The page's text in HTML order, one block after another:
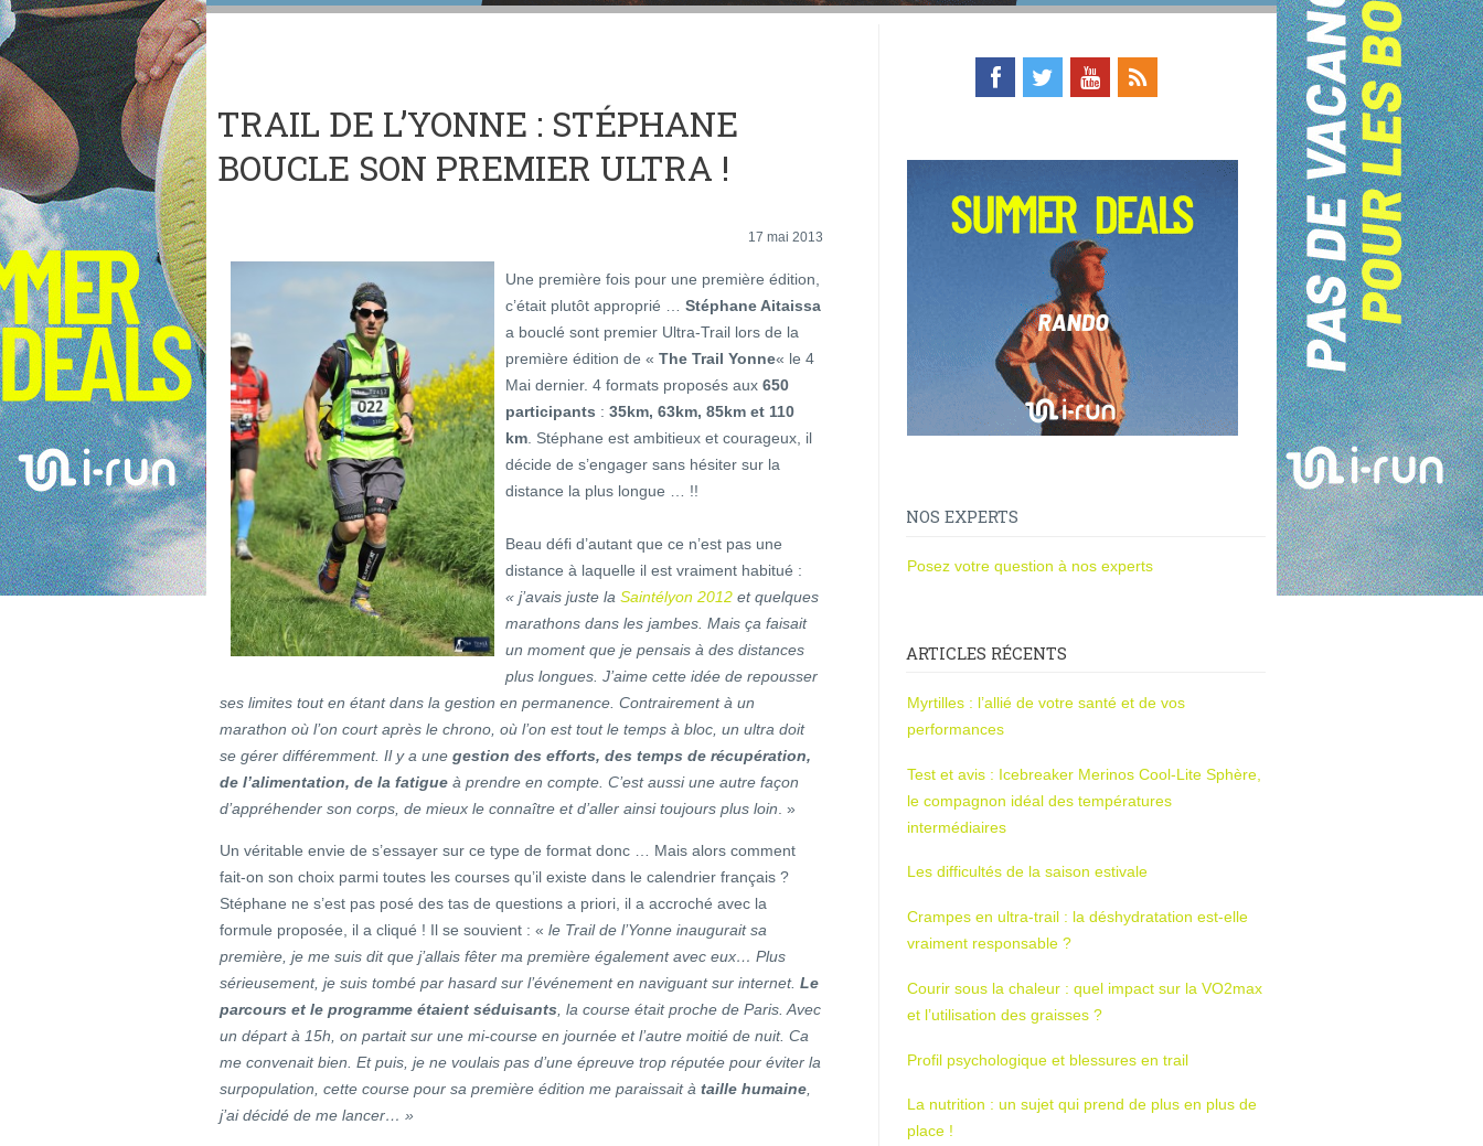
TRAIL DE L’YONNE : STÉPHANE
BOUCLE SON PREMIER ULTRA !
17 mai 2013
Une première fois pour une première édition,
c’était plutôt approprié … Stéphane Aitaissa
a bouclé sont premier Ultra-Trail lors de la
première édition de « The Trail Yonne« le 4
Mai dernier. 4 formats proposés aux 650
participants : 35km, 63km, 85km et 110
km . Stéphane est ambitieux et courageux, il
décide de s’engager sans hésiter sur la
distance la plus longue … !!
Beau défi d’autant que ce n’est pas une
distance à laquelle il est vraiment habitué :
« j’avais juste la Saintélyon 2012 et quelques
marathons dans les jambes. Mais ça faisait
un moment que je pensais à des distances
plus longues. J’aime cette idée de repousser
ses limites tout en étant dans la gestion en permanence. Contrairement à un
marathon où l’on court après le chrono, où l’on est tout le temps à bloc, un ultra doit
se gérer différemment. Il y a une gestion des efforts, des temps de récupération,
de l’alimentation, de la fatigue à prendre en compte. C’est aussi une autre façon
d’appréhender son corps, de mieux le connaître et d’aller ainsi toujours plus loin . »
Un véritable envie de s’essayer sur ce type de format donc … Mais alors comment
fait-on son choix parmi toutes les courses qu’il existe dans le calendrier français ?
Stéphane ne s’est pas posé des tas de questions a priori, il a accroché avec la
formule proposée, il a cliqué ! Il se souvient : « le Trail de l’Yonne inaugurait sa
première, je me suis dit que j’allais fêter ma première également avec eux… Plus
sérieusement, je suis tombé par hasard sur l’événement en naviguant sur internet. Le
parcours et le programme étaient séduisants , la course était proche de Paris. Avec
un départ à 15h, on partait sur une mi-course en journée et l’autre moitié de nuit. Ca
me convenait bien. Et puis, je ne voulais pas d’une épreuve trop réputée pour éviter la
surpopulation, cette course pour sa première édition me paraissait à taille humaine
j’ai décidé de me lancer… »
NOS EXPERTS
Posez votre question à nos experts
ARTICLES RÉCENTS
Myrtilles : l’allié de votre santé et de vos
performances
Test et avis : Icebreaker Merinos Cool-Lite Sphère,
le compagnon idéal des températures
intermédiaires
Les difficultés de la saison estivale
Crampes en ultra-trail : la déshydratation est-elle
vraiment responsable ?
Courir sous la chaleur : quel impact sur la VO2max
et l’utilisation des graisses ?
Profil psychologique et blessures en trail
La nutrition : un sujet qui prend de plus en plus de
place !